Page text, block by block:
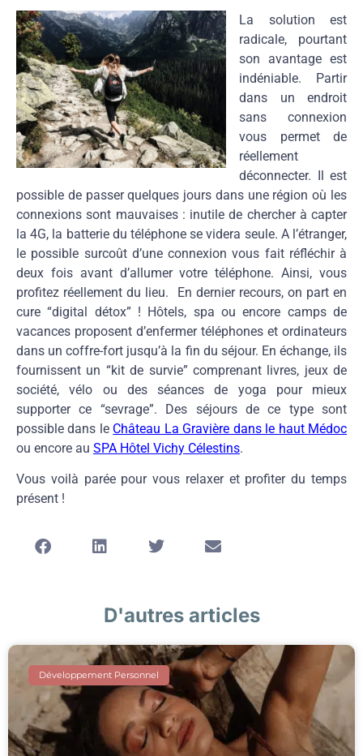
La solution est
radicale, pourtant
son avantage est
indéniable. Partir
dans un endroit
sans connexion
vous permet de
réellement
déconnecter. Il est
possible de passer quelques jours dans une région où les
connexions sont mauvaises : inutile de chercher à capter
la 4G, la batterie du téléphone se videra seule. A l’étranger,
le possible surcoût d’une connexion vous fait réfléchir à
deux fois avant d’allumer votre téléphone. Ainsi, vous
profitez réellement du lieu. En dernier recours, on part en
cure “digital détox” ! Hôtels, spa ou encore camps de
vacances proposent d’enfermer téléphones et ordinateurs
dans un coffre-fort jusqu’à la fin du séjour. En échange, ils
fournissent un “kit de survie” comprenant livres, jeux de
société, vélo ou des séances de yoga pour mieux
supporter ce “sevrage”. Des séjours de ce type sont
possible dans le Château La Gravière dans le haut Médoc
ou encore au SPA Hôtel Vichy Célestins.
Vous voilà parée pour vous relaxer et profiter du temps
présent !
D'autres articles
Développement Personnel